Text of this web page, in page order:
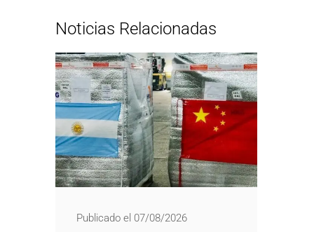
Noticias Relacionadas
Publicado el 07/08/2026